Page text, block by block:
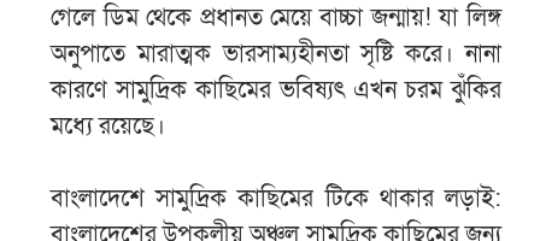
গেলে ডিম থেকে প্রধানত মেয়ে বাচ্চা জন্মায়! যা লিঙ্গ
অনুপাতে মারাত্মক ভারসাম্যহীনতা সৃষ্টি করে। নানা
কারণে সামুদ্রিক কাছিমের ভবিষ্যৎ এখন চরম ঝুঁকির
মধ্যে রয়েছে।
বাংলাদেশে সামুদ্রিক কাছিমের টিকে থাকার লড়াই:
বাংলাদেশের উপকূলীয় অঞ্চল সামুদ্রিক কাছিমের জন্য